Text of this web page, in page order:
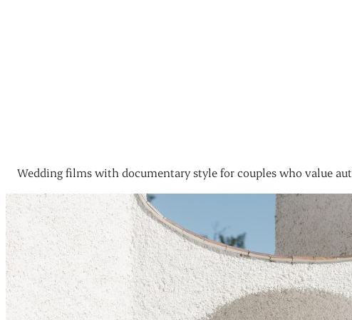
Wedding films with documentary style for couples who value